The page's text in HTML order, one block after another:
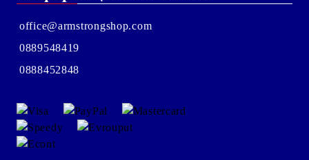
office@armstrongshop.com
0889548419
0888452848